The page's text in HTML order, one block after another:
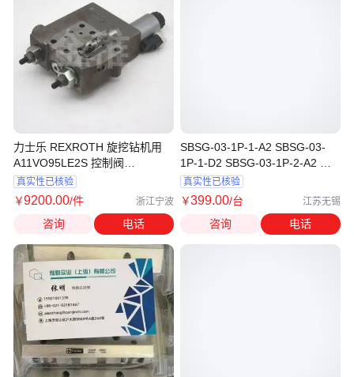
力士乐 REXROTH 旋挖钻机用
A11VO95LE2S 控制阀
A11VLO130LE2S液压阀
真实性已核验
￥9200.00/件 浙江宁波
咨询 电话
SBSG-03-1P-1-A2 SBSG-03-
1P-1-D2 SBSG-03-1P-2-A2 控
制阀
真实性已核验
￥399.00/台 江苏无锡
咨询 电话